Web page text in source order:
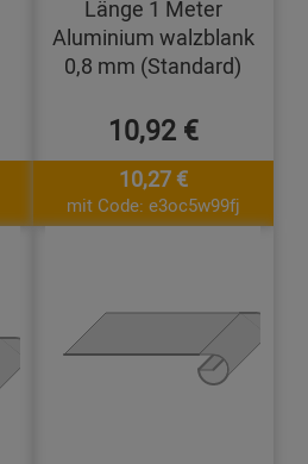
Länge 1 Meter
Aluminium walzblank
0,8 mm (Standard)
10,92 €
10,27 €
mit Code: e3oc5w99fj